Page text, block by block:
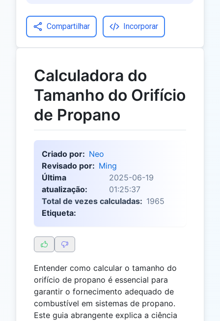
Compartilhar Incorporar
Calculadora do
Tamanho do Orifício
de Propano
Criado por: Neo
Revisado por: Ming
Última
atualização:
2025-06-19
01:25:37
Total de vezes calculadas: 1965
Etiqueta:
Entender como calcular o tamanho do
orifício de propano é essencial para
garantir o fornecimento adequado de
combustível em sistemas de propano.
Este guia abrangente explica a ciência